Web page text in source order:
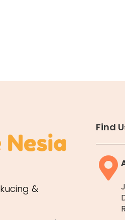
&
Find